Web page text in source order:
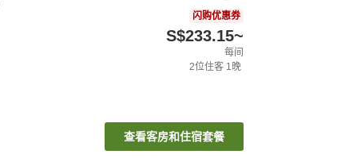
闪购优惠券
S$233.15~
每间
2位住客 1晚
查看客房和住宿套餐